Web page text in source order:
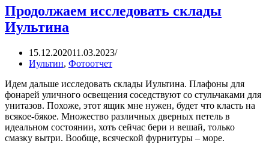
Продолжаем исследовать склады
Иультина
15.12.202011.03.2023
Иультин, Фотоотчет
Идем дальше исследовать склады Иультина. Плафоны для
фонарей уличного освещения соседствуют со стульчаками для
унитазов. Похоже, этот ящик мне нужен, будет что класть на
всякое-бякое. Множество различных дверных петель в
идеальном состоянии, хоть сейчас бери и вешай, только
смазку вытри. Вообще, всяческой фурнитуры – море.